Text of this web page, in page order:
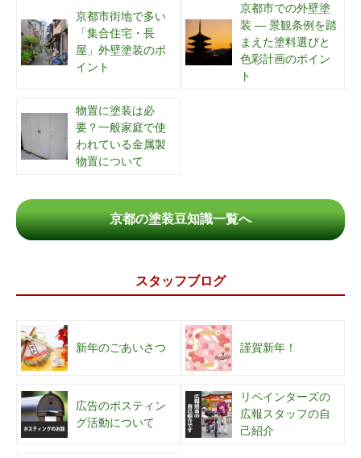
京都市街地で多い
「集合住宅・長
屋」外壁塗装のポ
イント
京都市での外壁塗
装 ― 景観条例を踏
まえた塗料選びと
色彩計画のポイン
ト
物置に塗装は必
要？一般家庭で使
われている金属製
物置について
京都の塗装豆知識一覧へ
スタッフブログ
新年のごあいさつ 謹賀新年！
広告のポスティン
グ活動について
リペインターズの
広報スタッフの自
己紹介